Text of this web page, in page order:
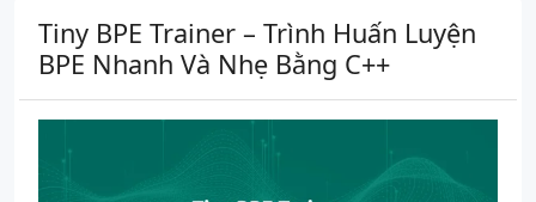
Tiny BPE Trainer – Trình Huấn Luyện
BPE Nhanh Và Nhẹ Bằng C++